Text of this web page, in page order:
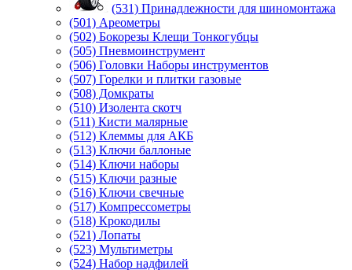
(531) Принадлежности для шиномонтажа
(501) Ареометры
(502) Бокорезы Клещи Тонкогубцы
(505) Пневмоинструмент
(506) Головки Наборы инструментов
(507) Горелки и плитки газовые
(508) Домкраты
(510) Изолента скотч
(511) Кисти малярные
(512) Клеммы для АКБ
(513) Ключи баллоные
(514) Ключи наборы
(515) Ключи разные
(516) Ключи свечные
(517) Компрессометры
(518) Крокодилы
(521) Лопаты
(523) Мультиметры
(524) Набор надфилей